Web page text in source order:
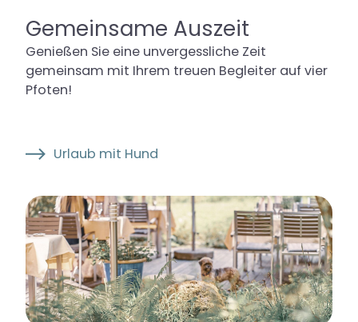
Gemeinsame Auszeit
Genießen Sie eine unvergessliche Zeit
gemeinsam mit Ihrem treuen Begleiter auf vier
Pfoten!
Urlaub mit Hund